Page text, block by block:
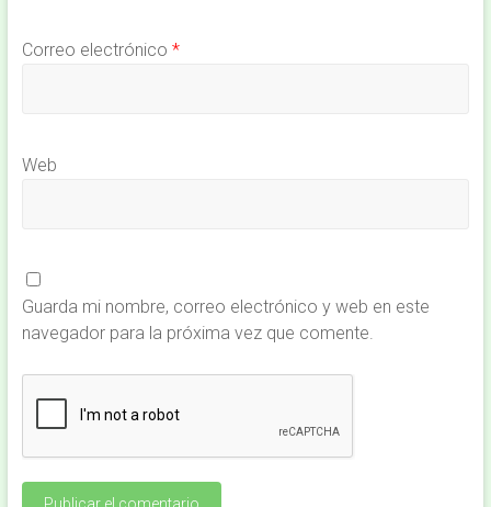
Correo electrónico *
Web
Guarda mi nombre, correo electrónico y web en este
navegador para la próxima vez que comente.